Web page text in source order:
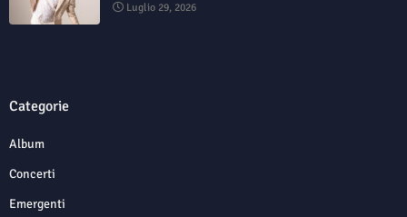
Luglio 29, 2026
Categorie
Album
Concerti
Emergenti